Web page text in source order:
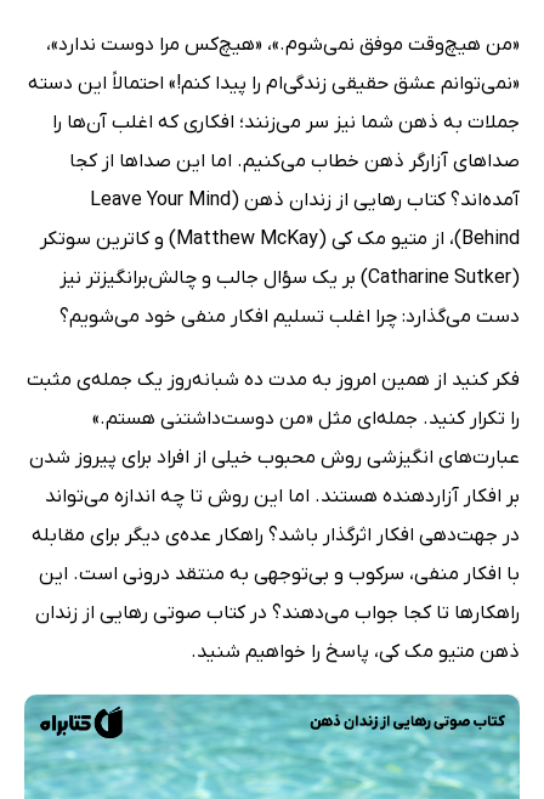
«من هیچ‌وقت موفق نمی‌شوم.»، «هیچ‌کس مرا دوست ندارد»،
«نمی‌توانم عشق حقیقی زندگی‌ام را پیدا کنم!» احتمالاً این دسته
جملات به ذهن شما نیز سر می‌زنند؛ افکاری که اغلب آن‌ها را
صداهای آزارگر ذهن خطاب می‌کنیم. اما این صداها از کجا
آمده‌اند؟ کتاب رهایی از زندان ذهن (Leave Your Mind
Behind)، از متیو مک کی (Matthew McKay) و کاترین سوتکر
(Catharine Sutker) بر یک سؤال جالب و چالش‌برانگیزتر نیز
دست می‌گذارد: چرا اغلب تسلیم افکار منفی خود می‌شویم؟
فکر کنید از همین امروز به مدت ده شبانه‌روز یک جمله‌ی مثبت
را تکرار کنید. جمله‌ای مثل «من دوست‌داشتنی هستم.»
عبارت‌های انگیزشی روش محبوب خیلی از افراد برای پیروز شدن
بر افکار آزاردهنده هستند. اما این روش تا چه اندازه می‌تواند
در جهت‌دهی افکار اثرگذار باشد؟ راهکار عده‌ی دیگر برای مقابله
با افکار منفی، سرکوب و بی‌توجهی به منتقد درونی است. این
راهکارها تا کجا جواب می‌دهند؟ در کتاب صوتی رهایی از زندان
ذهن متیو مک کی، پاسخ را خواهیم شنید.